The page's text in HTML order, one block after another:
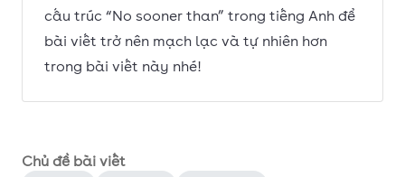
cấu trúc “No sooner than” trong tiếng Anh để
bài viết trở nên mạch lạc và tự nhiên hơn
trong bài viết này nhé!
Chủ đề bài viết